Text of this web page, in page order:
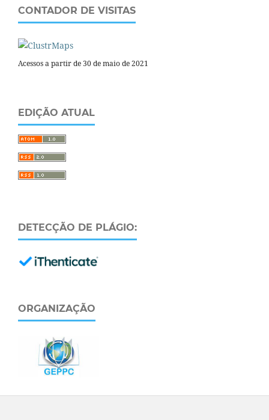
CONTADOR DE VISITAS
Acessos a partir de 30 de maio de 2021
EDIÇÃO ATUAL
DETECÇÃO DE PLÁGIO:
ORGANIZAÇÃO